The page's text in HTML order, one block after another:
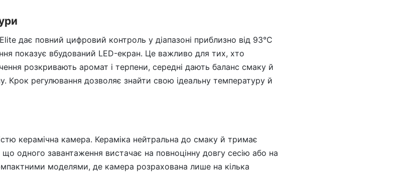
Elite дає повний цифровий контроль у діапазоні приблизно від 93°C
показує вбудований LED-екран. Це важливо для тих, хто
розкривають аромат і терпени, середні дають баланс смаку й
Крок регулювання дозволяє знайти свою ідеальну температуру й
керамічна камера. Кераміка нейтральна до смаку й тримає
що одного завантаження вистачає на повноцінну довгу сесію або на
моделями, де камера розрахована лише на кілька